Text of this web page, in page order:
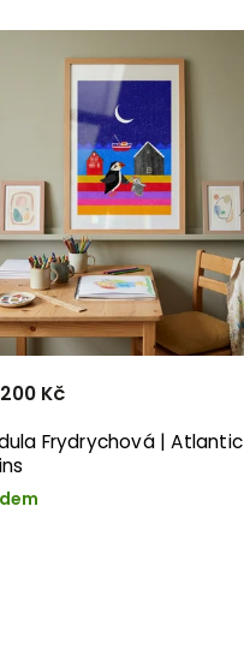
Frydrychová | Atlantic
Kč